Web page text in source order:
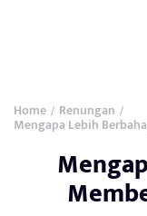
Home / Renungan /
Mengapa Lebih